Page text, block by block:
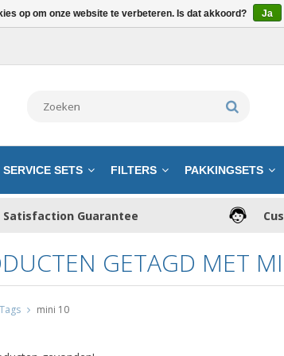
SERVICE SETS FILTERS PAKKINGSETS
Satisfaction Guarantee
GETAGD MET
Tags mini 10
op om onze website te verbeteren. Is dat akkoord? Ja